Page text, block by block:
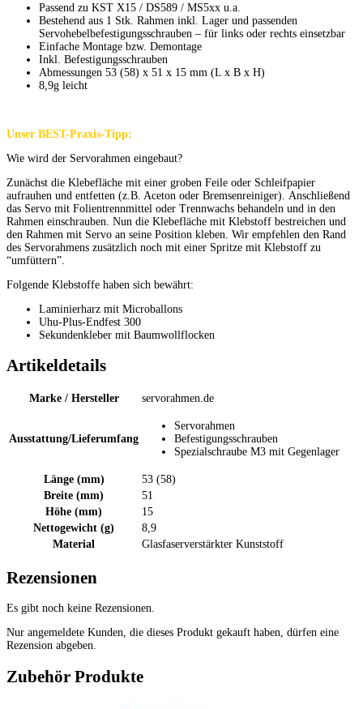
Passend zu KST X15 / DS589 / MS5xx u.a.
Bestehend aus 1 Stk. Rahmen inkl. Lager und passenden
Servohebelbefestigungsschrauben – für links oder rechts einsetzbar
Einfache Montage bzw. Demontage
Inkl. Befestigungsschrauben
Abmessungen 53 (58) x 51 x 15 mm (L x B x H)
8,9g leicht
Unser BEST-Praxis-Tipp:
Wie wird der Servorahmen eingebaut?
Zunächst die Klebefläche mit einer groben Feile oder Schleifpapier
aufrauhen und entfetten (z.B. Aceton oder Bremsenreiniger). Anschließend
das Servo mit Folientrennmittel oder Trennwachs behandeln und in den
Rahmen einschrauben. Nun die Klebefläche mit Klebstoff bestreichen und
den Rahmen mit Servo an seine Position kleben. Wir empfehlen den Rand
des Servorahmens zusätzlich noch mit einer Spritze mit Klebstoff zu
“umfüttern”.
Folgende Klebstoffe haben sich bewährt:
Laminierharz mit Microballons
Uhu-Plus-Endfest 300
Sekundenkleber mit Baumwollflocken
Artikeldetails
Marke / Hersteller servorahmen.de
Ausstattung/Lieferumfang
Servorahmen
Befestigungsschrauben
Spezialschraube M3 mit Gegenlager
Länge (mm)
53 (58)
Breite (mm)
51
Höhe (mm)
15
Nettogewicht (g)
8,9
Material
Glasfaserverstärkter Kunststoff
Rezensionen
Es gibt noch keine Rezensionen.
Nur angemeldete Kunden, die dieses Produkt gekauft haben, dürfen eine
Rezension abgeben.
Zubehör Produkte